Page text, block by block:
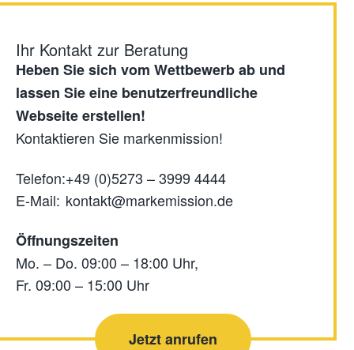
Ihr Kontakt zur Beratung
Heben Sie sich vom Wettbewerb ab und
lassen Sie eine benutzerfreundliche
Webseite erstellen!
Kontaktieren Sie markenmission!
Telefon:
E-Mail:
+49 (0)5273 – 3999 4444
kontakt@markemission.de
Öffnungszeiten
Mo. – Do. 09:00 – 18:00 Uhr,
Fr. 09:00 – 15:00 Uhr
Jetzt anrufen